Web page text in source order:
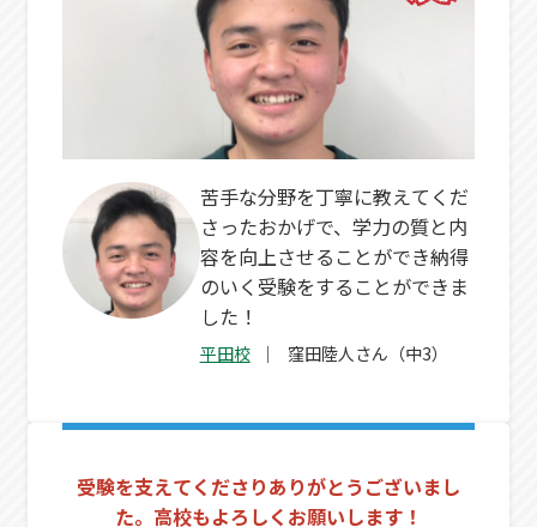
苦手な分野を丁寧に教えてくだ
さったおかげで、学力の質と内
容を向上させることができ納得
のいく受験をすることができま
した！
平田校 窪田陸人さん（中3）
受験を支えてくださりありがとうございまし
た。高校もよろしくお願いします！